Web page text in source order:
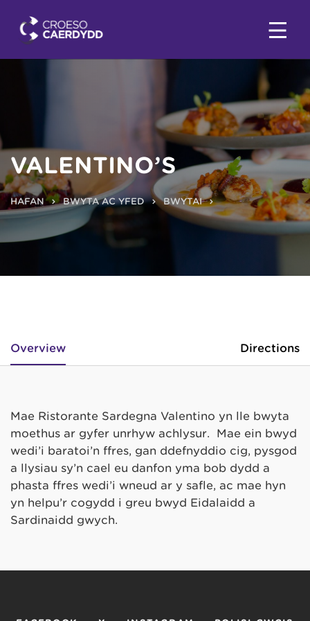
VALENTINO’S
HAFAN BWYTA AC YFED BWYTAI
Overview Directions
Mae Ristorante Sardegna Valentino yn lle bwyta
moethus ar gyfer unrhyw achlysur. Mae ein bwyd
wedi’i baratoi’n ffres, gan ddefnyddio cig, pysgod
a llysiau sy’n cael eu danfon yma bob dydd a
phasta ffres wedi’i wneud ar y safle, ac mae hyn
yn helpu’r cogydd i greu bwyd Eidalaidd a
Sardinaidd gwych.